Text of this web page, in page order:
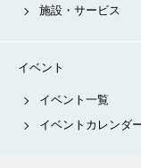
施設・サービス
イベント
イベント一覧
イベントカレンダ